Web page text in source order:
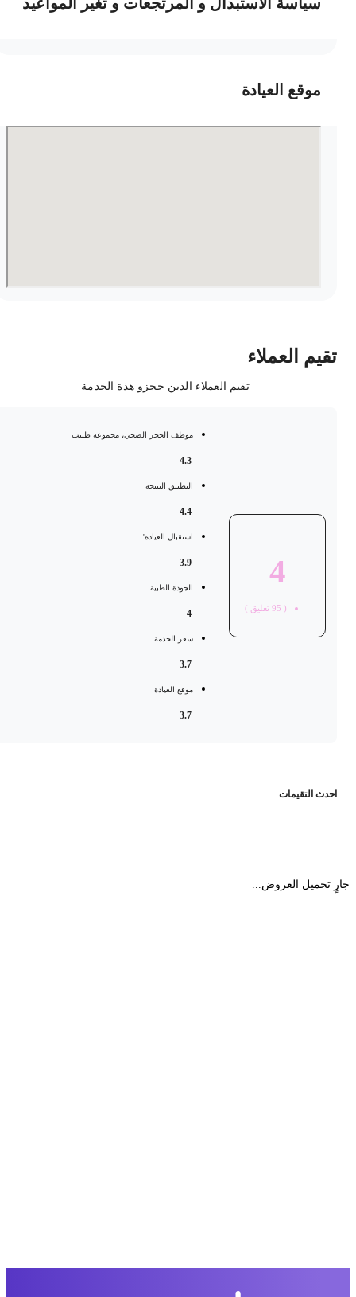
موقع العيادة
العملاء
تقيم العملاء الذين حجزو هذة الخدمة
95 تعليق )
موظف الحجر الصحي، مجموعة طبيب
التطبيق النتيجة
استقبال العيادة'
الجودة الطبية
سعر الخدمة
موقع العيادة
التقيمات
تحميل العروض...